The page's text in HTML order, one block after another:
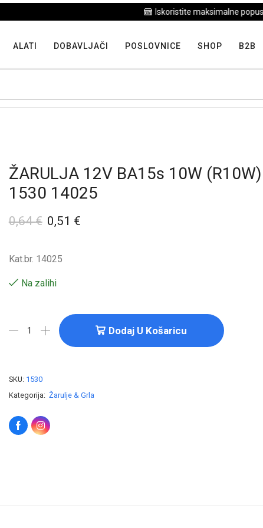
Iskoristite maksimalne popuste proizvoda u "Hit tjedna"
ALATI DOBAVLJAČI POSLOVNICE SHOP B2B
ŽARULJA 12V BA15s 10W (R10W)
1530 14025
0,64€ 0,51 €
Kat.br. 14025
Na zalihi
Dodaj U Košaricu
SKU: 1530
Kategorija: Žarulje & Grla